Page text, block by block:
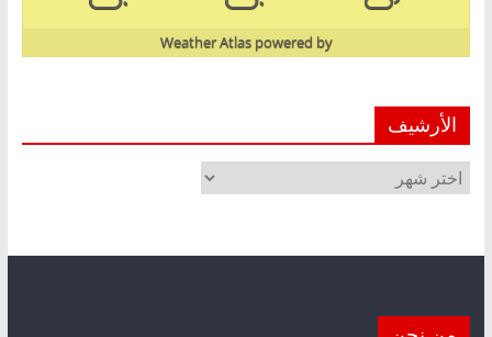
powered by
Weather Atlas
الأرشيف
الأرشيف